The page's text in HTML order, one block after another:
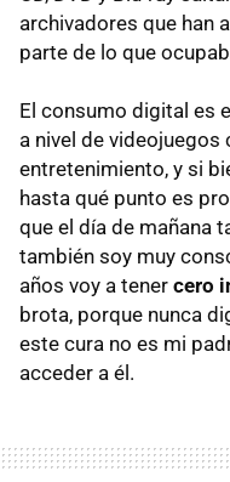
archivadores que han
parte de lo que
El consumo digital es
a nivel de
entretenimiento, y si
hasta qué punto es
que el día de mañana
también soy muy
años voy a tener cero
brota, porque nunca
este cura no es mi
acceder a él.